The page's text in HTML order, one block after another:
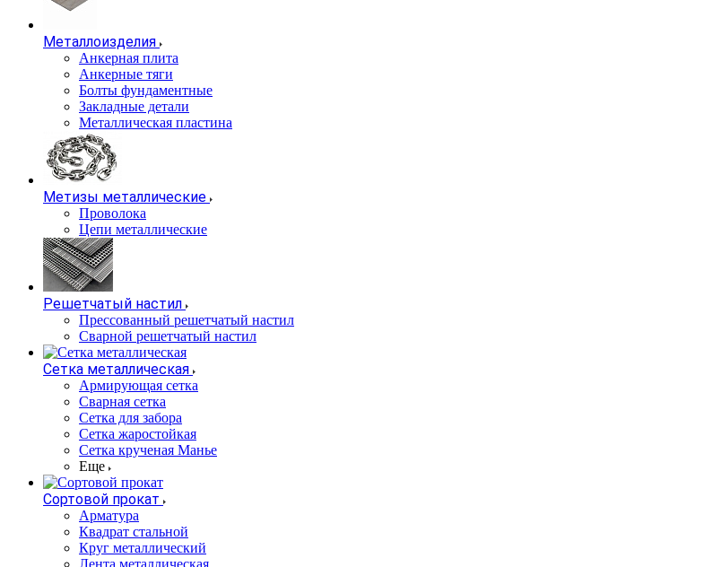
Металлоизделия
Анкерная плита
Анкерные тяги
Болты фундаментные
Закладные детали
Металлическая пластина
Метизы металлические
Проволока
Цепи металлические
Решетчатый настил
Прессованный решетчатый настил
Сварной решетчатый настил
Сетка металлическая
Армирующая сетка
Сварная сетка
Сетка для забора
Сетка жаростойкая
Сетка крученая Манье
Еще
Сортовой прокат
Арматура
Квадрат стальной
Круг металлический
Лента металлическая